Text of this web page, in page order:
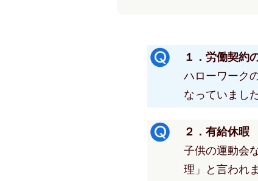
１．労働契約
ハローワーク
なっていまし
２．有給休暇
子供の運動会
理」と言われ